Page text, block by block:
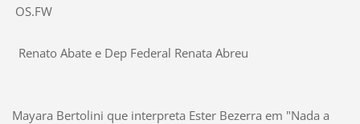
OS.FW
Renato Abate e Dep Federal Renata Abreu
Mayara Bertolini que interpreta Ester Bezerra em "Nada a